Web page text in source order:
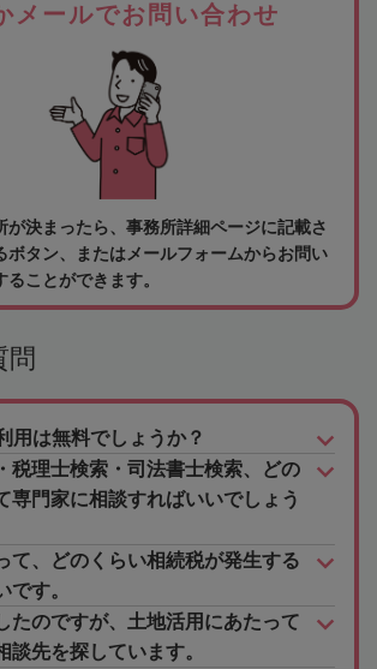
メールでお問い合わせ
が決まったら、事務所詳細ページに記載さ
ボタン、またはメールフォームからお問い
ことができます。
問
用は無料でしょうか？
税理士検索・司法書士検索、どの
専門家に相談すればいいでしょう
て、どのくらい相続税が発生する
です。
たのですが、土地活用にあたって
談先を探しています。